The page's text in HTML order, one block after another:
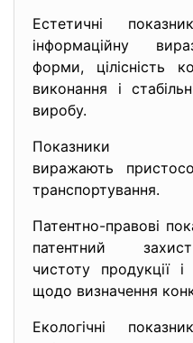
Естетичні
інформаційну
форми, цілісність
виконання і
виробу.
Показники
виражають
транспортування.
Патентно-правові
патентний
чистоту продукції
щодо визначення
Екологічні